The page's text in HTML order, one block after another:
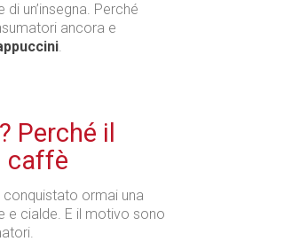
di un’insegna. Perché
ancora e
.
Perché il
caffè
ormai una
e cialde. E il motivo sono